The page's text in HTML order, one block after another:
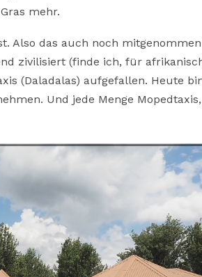
mehr.
Also das auch noch
zivilisiert (finde ich, für
(Daladalas) aufgefallen. Heute
Und jede Menge